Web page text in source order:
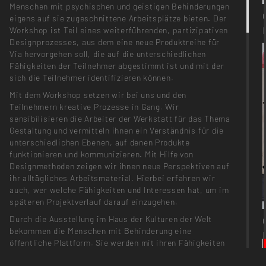
Menschen mit psychischen und geistigen Behinderungen
eigens auf sie zugeschnittene Arbeitsplätze bieten. Der
Workshop ist Teil eines weiterführenden, partizipativen
Designprozesses, aus dem eine neue Produktreihe für
Via hervorgehen soll, die auf die unterschiedlichen
Fähigkeiten der Teilnehmer abgestimmt ist und mit der
sich die Teilnehmer identifizieren können.
Mit dem Workshop setzen wir bei uns und den
Teilnehmern kreative Prozesse in Gang. Wir
sensibilisieren die Arbeiter der Werkstatt für das Thema
Gestaltung und vermitteln ihnen ein Verständnis für die
unterschiedlichen Ebenen, auf denen Produkte
funktionieren und kommunizieren. Mit Hilfe von
Designmethoden zeigen wir ihnen neue Perspektiven auf
ihr alltägliches Arbeitsmaterial. Hierbei erfahren wir
auch, wer welche Fähigkeiten und Interessen hat, um im
späteren Projektverlauf darauf einzugehen.
Durch die Ausstellung im Haus der Kulturen der Welt
bekommen die Menschen mit Behinderung eine
öffentliche Plattform. Sie werden mit ihren Fähigkeiten